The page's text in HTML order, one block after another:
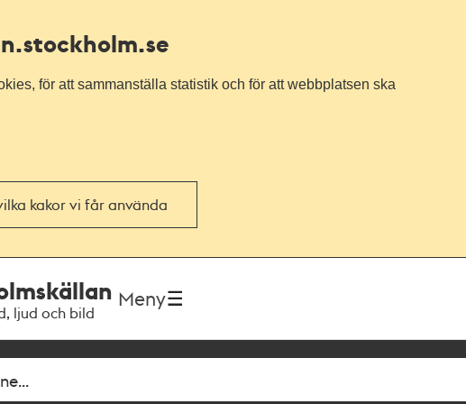
.stockholm.se
för att sammanställa statistik och för att webbplatsen ska
kakor vi får använda
ljud och bild
Meny